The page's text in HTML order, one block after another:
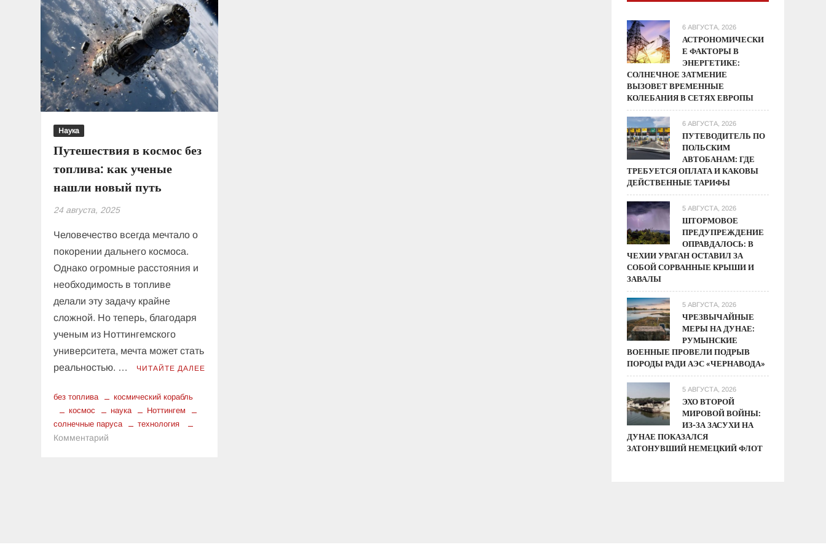
Наука
Путешествия в космос без
топлива: как ученые
нашли новый путь
24 августа, 2025
Человечество всегда мечтало о
покорении дальнего космоса.
Однако огромные расстояния и
необходимость в топливе
делали эту задачу крайне
сложной. Но теперь, благодаря
ученым из Ноттингемского
университета, мечта может стать
реальностью. …
ЧИТАЙТЕ ДАЛЕЕ
без топлива
космический корабль
космос
наука
Ноттингем
солнечные паруса
технология
Комментарий
6 АВГУСТА, 2026
АСТРОНОМИЧЕСКИ
Е ФАКТОРЫ В
ЭНЕРГЕТИКЕ:
СОЛНЕЧНОЕ ЗАТМЕНИЕ
ВЫЗОВЕТ ВРЕМЕННЫЕ
КОЛЕБАНИЯ В СЕТЯХ ЕВРОПЫ
6 АВГУСТА, 2026
ПУТЕВОДИТЕЛЬ ПО
ПОЛЬСКИМ
АВТОБАНАМ: ГДЕ
ТРЕБУЕТСЯ ОПЛАТА И КАКОВЫ
ДЕЙСТВЕННЫЕ ТАРИФЫ
5 АВГУСТА, 2026
ШТОРМОВОЕ
ПРЕДУПРЕЖДЕНИЕ
ОПРАВДАЛОСЬ: В
ЧЕХИИ УРАГАН ОСТАВИЛ ЗА
СОБОЙ СОРВАННЫЕ КРЫШИ И
ЗАВАЛЫ
5 АВГУСТА, 2026
ЧРЕЗВЫЧАЙНЫЕ
МЕРЫ НА ДУНАЕ:
РУМЫНСКИЕ
ВОЕННЫЕ ПРОВЕЛИ ПОДРЫВ
ПОРОДЫ РАДИ АЭС «ЧЕРНАВОДА»
5 АВГУСТА, 2026
ЭХО ВТОРОЙ
МИРОВОЙ ВОЙНЫ:
ИЗ-ЗА ЗАСУХИ НА
ДУНАЕ ПОКАЗАЛСЯ
ЗАТОНУВШИЙ НЕМЕЦКИЙ ФЛОТ